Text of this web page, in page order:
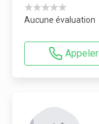
★★★★★
Aucune évaluation
Appeler